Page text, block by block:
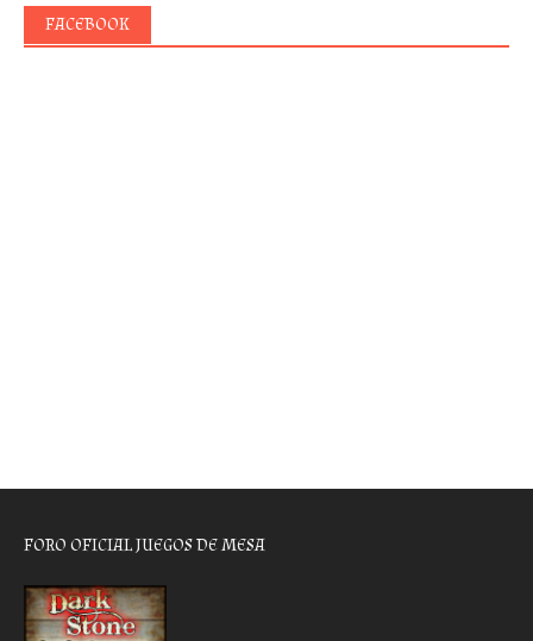
FACEBOOK
FORO OFICIAL JUEGOS DE MESA